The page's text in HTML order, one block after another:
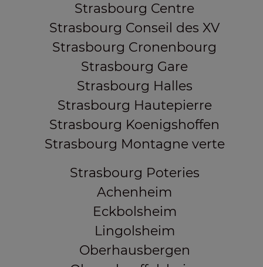
Strasbourg Centre
Strasbourg Conseil des XV
Strasbourg Cronenbourg
Strasbourg Gare
Strasbourg Halles
Strasbourg Hautepierre
Strasbourg Koenigshoffen
Strasbourg Montagne verte
Strasbourg Poteries
Achenheim
Eckbolsheim
Lingolsheim
Oberhausbergen